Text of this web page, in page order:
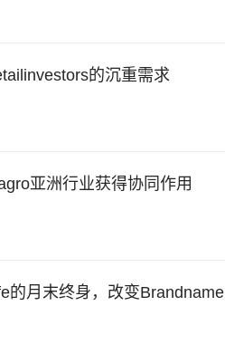
的沉重需求
亚洲行业获得协同作用
的月末终身，改变Brandname